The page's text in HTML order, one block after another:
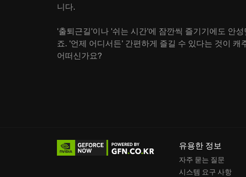
니다.
'출퇴근길'이나 '쉬는 시간'에 잠깐씩 즐기기에도 안
죠. '언제 어디서든' 간편하게 즐길 수 있다는 것이
어떠신가요?
유용한 정보
자주 묻는 질문
시스템 요구 사항